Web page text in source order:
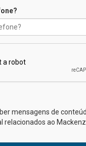
calouros do
04.08.2026
Brasília prepara
estudantes para o
mesmo do Ensino
mensagens de
relacionados ao